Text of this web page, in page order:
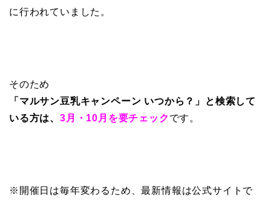
に行われていました。
そのため
「マルサン豆乳キャンペーン いつから？」と検索して
いる方は、 3月・10月を要チェック です。
※開催日は毎年変わるため、最新情報は公式サイトで